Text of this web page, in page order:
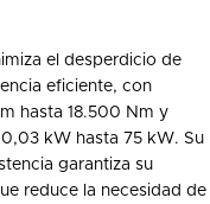
el desperdicio de
eficiente, con
hasta 18.500 Nm y
kW hasta 75 kW. Su
garantiza su
reduce la necesidad de